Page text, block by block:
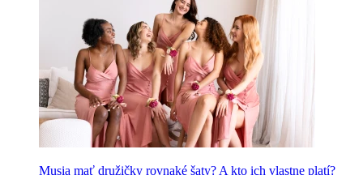
Musia mať družičky rovnaké šaty? A kto ich vlastne platí?